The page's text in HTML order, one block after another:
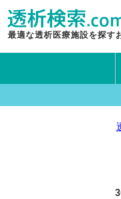
最適な透析医療施設を探す